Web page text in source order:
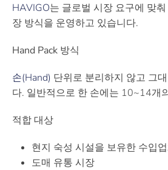
HAVIGO는 글로벌 시장 요구에 맞
장 방식을 운영하고 있습니다.
Hand Pack 방식
손(Hand) 단위로 분리하지 않고 그
다. 일반적으로 한 손에는 10~14개
적합 대상
현지 숙성 시설을 보유한 수입
도매 유통 시장